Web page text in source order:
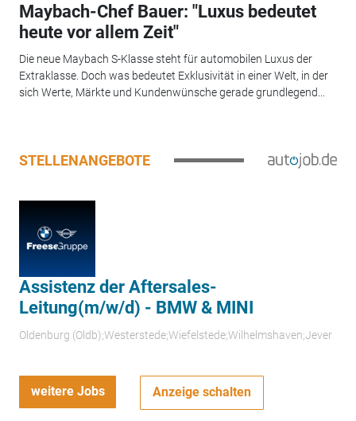
Maybach-Chef Bauer: "Luxus bedeutet
heute vor allem Zeit"
Die neue Maybach S-Klasse steht für automobilen Luxus der
Extraklasse. Doch was bedeutet Exklusivität in einer Welt, in der
sich Werte, Märkte und Kundenwünsche gerade grundlegend...
STELLENANGEBOTE
Assistenz der Aftersales-
Leitung(m/w/d) - BMW & MINI
Oldenburg (Oldb);Westerstede;Wiefelstede;Wilhelmshaven;Jever
weitere Jobs Anzeige schalten